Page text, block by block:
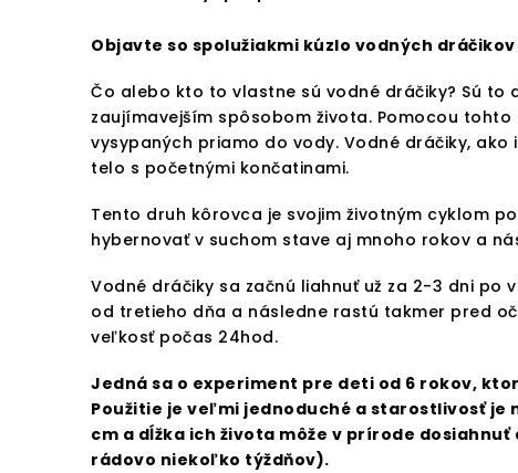
Objavte so spolužiakmi kúzlo vodných
Čo alebo kto to vlastne sú vodné dráčiky? Sú
zaujímavejším spôsobom života. Pomocou
vysypaných priamo do vody. Vodné dráčiky,
telo s početnými končatinami.
Tento druh kôrovca je svojim životným cyklom
hybernovať v suchom stave aj mnoho rokov a
Vodné dráčiky sa začnú liahnuť už za 2-3 dni
od tretieho dňa a následne rastú takmer pred
veľkosť počas 24hod.
Jedná sa o experiment pre deti od 6 rokov,
Použitie je veľmi jednoduché a starostlivosť je
cm a dĺžka ich života môže v prírode
rádovo niekoľko týždňov).